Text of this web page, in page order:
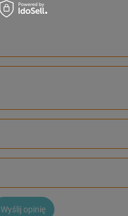
Wyślij opinię